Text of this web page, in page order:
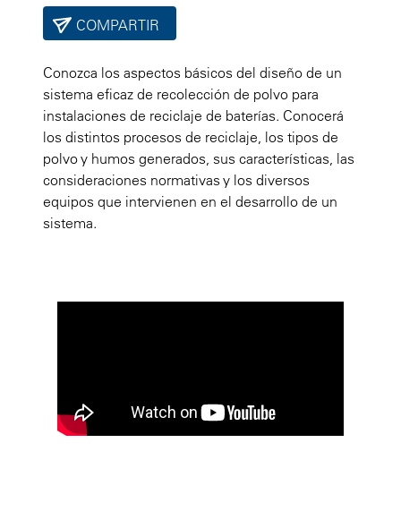
COMPARTIR
Conozca los aspectos básicos del diseño de un
sistema eficaz de recolección de polvo para
instalaciones de reciclaje de baterías. Conocerá
los distintos procesos de reciclaje, los tipos de
polvo y humos generados, sus características, las
consideraciones normativas y los diversos
equipos que intervienen en el desarrollo de un
sistema.